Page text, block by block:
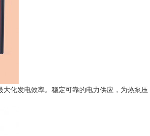
化发电效率。稳定可靠的电力供应，为热泵压